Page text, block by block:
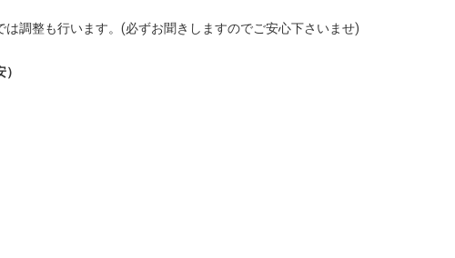
は調整も行います。(必ずお聞きしますのでご安心下さいませ)